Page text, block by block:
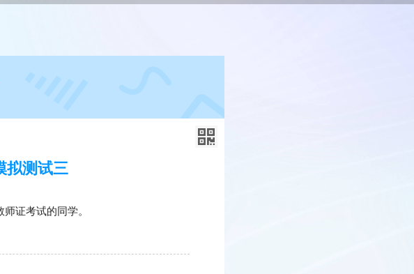
拟测试三
证考试的同学。